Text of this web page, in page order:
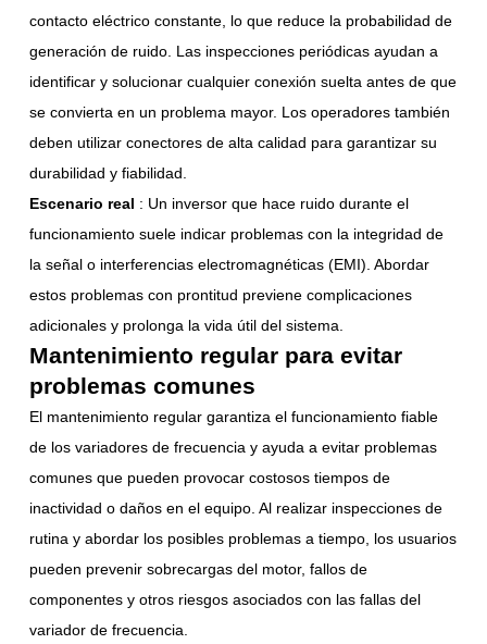
contacto eléctrico constante, lo que reduce la probabilidad de
generación de ruido. Las inspecciones periódicas ayudan a
identificar y solucionar cualquier conexión suelta antes de que
se convierta en un problema mayor. Los operadores también
deben utilizar conectores de alta calidad para garantizar su
durabilidad y fiabilidad.
Escenario real : Un inversor que hace ruido durante el
funcionamiento suele indicar problemas con la integridad de
la señal o interferencias electromagnéticas (EMI). Abordar
estos problemas con prontitud previene complicaciones
adicionales y prolonga la vida útil del sistema.
Mantenimiento regular para evitar
problemas comunes
El mantenimiento regular garantiza el funcionamiento fiable
de los variadores de frecuencia y ayuda a evitar problemas
comunes que pueden provocar costosos tiempos de
inactividad o daños en el equipo. Al realizar inspecciones de
rutina y abordar los posibles problemas a tiempo, los usuarios
pueden prevenir sobrecargas del motor, fallos de
componentes y otros riesgos asociados con las fallas del
variador de frecuencia.